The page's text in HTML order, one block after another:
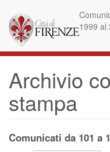
contenuto
principale
1999 al
Archivio
stampa
Comunicati da 101 a